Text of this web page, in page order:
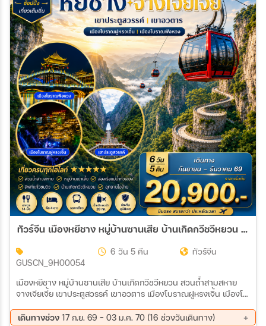
ทัวร์จีน เมืองหยีชาง หมู่บ้านซานเสีย บ้านเกิดกวีชวีหยวน สวนถ้ำสามสหาย จางเจียเจี้ย เขาประตูสวรรค์ เขาอวตาร เมืองโบราณฝูหรงเจิ้น เมืองโบราณฟ่งหวง 6วัน 5คืน (9H) ไม่เข้าร้าน
GUSCN_9H00054
6 วัน 5 คืน ทัวร์จีน
เมืองหยีชาง หมู่บ้านซานเสีย บ้านเกิดกวีชวีหยวน สวนถ้ำสามสหาย
จางเจียเจี้ย เขาประตูสวรรค์ เขาอวตาร เมืองโบราณฝูหรงเจิ้น เมืองโบ
เดินทางช่วง 17 ก.ย. 69 - 03 ม.ค. 70 (16 ช่วงวันเดินทาง)